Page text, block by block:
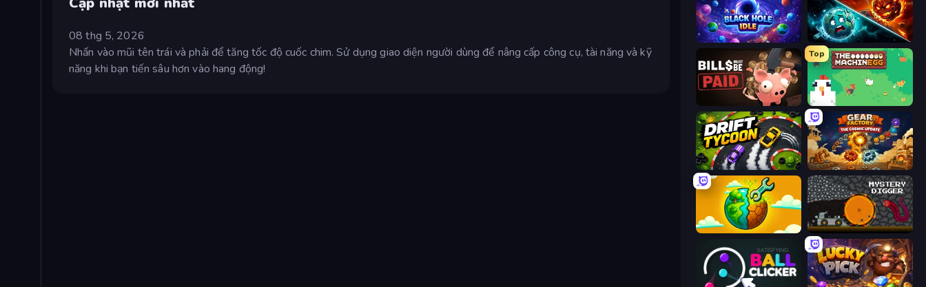
08 thg 5, 2026
Nhấn vào mũi tên trái và phải để tăng tốc độ cuốc chim. Sử dụng giao diện người dùng để nâng cấp công cụ, tài năng và kỹ
năng khi bạn tiến sâu hơn vào hang động!
Black Hole Idle PlanetCrush 2
Bills Must Be Paid
Top
The MachinEGG
Drift Tycoon Gear Factory
Land Explorers: Merge & Build Mystery Digger